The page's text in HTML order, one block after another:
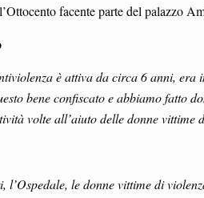
facente parte del palazzo
è attiva da circa 6 anni,
bene confiscato e abbiamo fatto
volte all’aiuto delle donne vittime
le donne vittime di